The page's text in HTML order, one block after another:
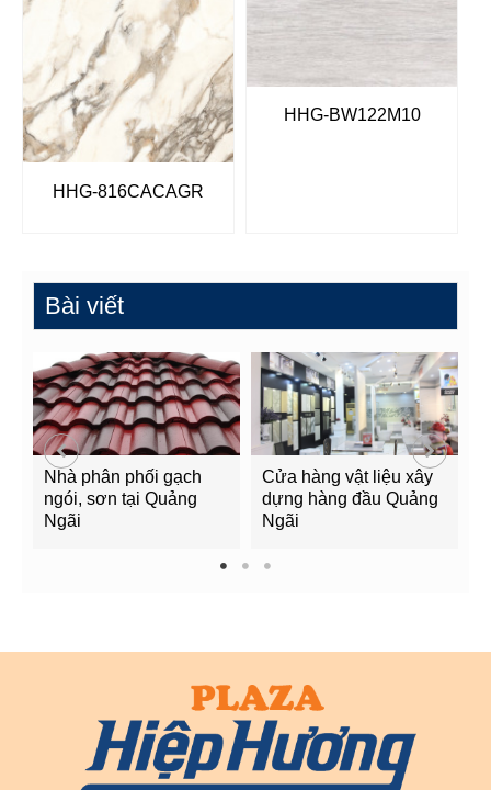
HHG-816CACAGR
HHG-BW122M10
Bài viết
Nhà phân phối gạch
ngói, sơn tại Quảng
Ngãi
Cửa hàng vật liệu xây
dựng hàng đầu Quảng
Ngãi
1 2 3